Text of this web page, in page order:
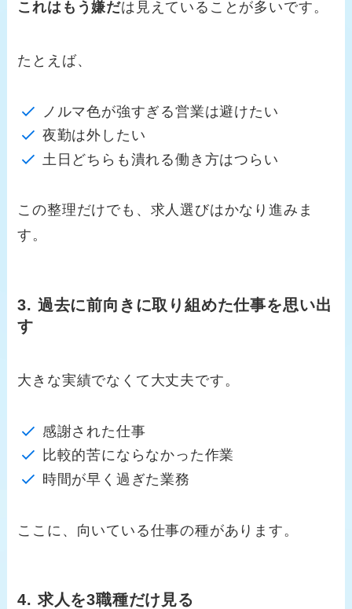
これはもう嫌だは見えていることが多いです。
たとえば、
ノルマ色が強すぎる営業は避けたい
夜勤は外したい
土日どちらも潰れる働き方はつらい
この整理だけでも、求人選びはかなり進みま
す。
3. 過去に前向きに取り組めた仕事を思い出
す
大きな実績でなくて大丈夫です。
感謝された仕事
比較的苦にならなかった作業
時間が早く過ぎた業務
ここに、向いている仕事の種があります。
4. 求人を3職種だけ見る